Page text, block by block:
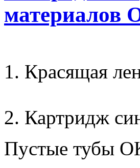
материалов
1. Красящая
2. Картридж
Пустые тубы